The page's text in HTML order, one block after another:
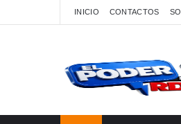
INICIO CONTACTOS